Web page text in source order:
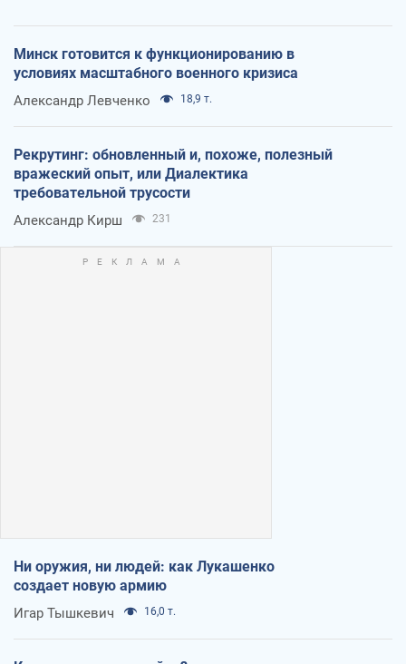
Минск готовится к функционированию в
условиях масштабного военного кризиса
Александр Левченко 18,9 т.
Рекрутинг: обновленный и, похоже, полезный
вражеский опыт, или Диалектика
требовательной трусости
Александр Кирш 231
Ни оружия, ни людей: как Лукашенко
создает новую армию
Игар Тышкевич 16,0 т.